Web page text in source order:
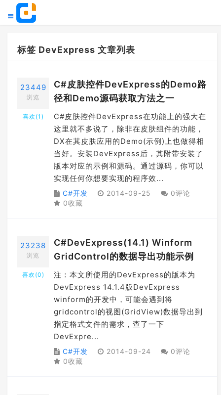
标签 DevExpress 文章列表
23449
浏览
喜欢(1 )
C#皮肤控件DevExpress的Demo路
径和Demo源码获取方法之一
C#皮肤控件DevExpress在功能上的强大在
这里就不多说了，除非在皮肤组件的功能，
DX在其皮肤应用的Demo(示例)上也做得相
当好。安装DevExpress后，其附带安装了
版本对应的示例和源码。通过源码，你可以
实现任何你想要实现的程序效...
C#开发 2014-09-25
0评论
0收藏
23238
浏览
喜欢(0)
C#DevExpress(14.1) Winform
GridControl的数据导出功能示例
注：本文所使用的DevExpress的版本为
DevExpress 14.1.4版DevExpress
winform的开发中，可能会遇到将
gridcontrol的视图(GridView)数据导出到
指定格式文件的需求，查了一下
DevExpre...
C#开发 2014-09-24
0评论
0收藏